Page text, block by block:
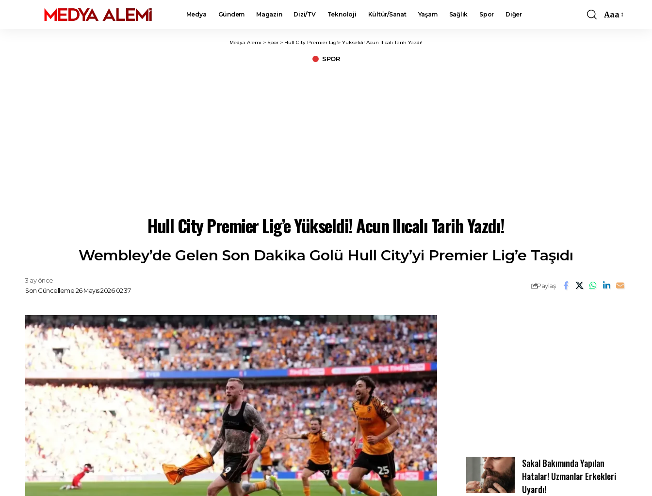
Medya Gündem Magazin Dizi/TV Teknoloji Kültür/Sanat Yaşam Sağlık Spor Diğer
Font
Aaa
Medya Alemi > Spor > Hull City Premier Lig’e Yükseldi! Acun Ilıcalı Tarih Yazdı!
SPOR
Hull City Premier Lig’e Yükseldi! Acun Ilıcalı Tarih Yazdı!
Wembley’de Gelen Son Dakika Golü Hull City’yi Premier Lig’e Taşıdı
Son Güncelleme 26 Mayıs 2026 02:37
3 ay önce
Paylaş
Sakal Bakımında Yapılan
Hatalar! Uzmanlar Erkekleri
Uyardı!